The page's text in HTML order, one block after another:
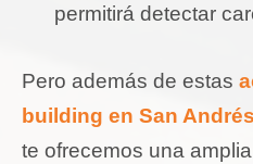
permitirá detectar
Pero además de estas
building en San
te ofrecemos una